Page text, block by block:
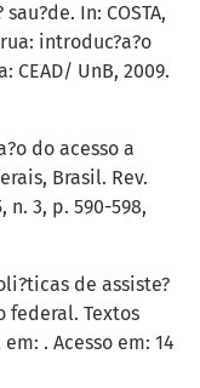
In: COSTA,
introduc?a?o
CEAD/ UnB, 2009.
do acesso a
Brasil. Rev.
n. 3, p. 590-598,
de assiste?
federal. Textos
. Acesso em: 14